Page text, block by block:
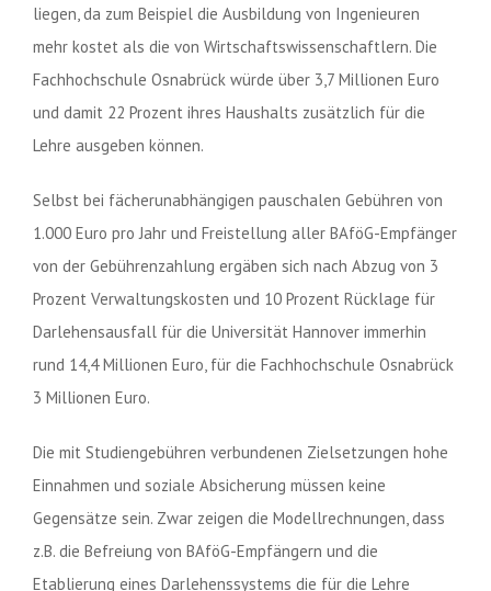
liegen, da zum Beispiel die Ausbildung von Ingenieuren
mehr kostet als die von Wirtschaftswissenschaftlern. Die
Fachhochschule Osnabrück würde über 3,7 Millionen Euro
und damit 22 Prozent ihres Haushalts zusätzlich für die
Lehre ausgeben können.
Selbst bei fächerunabhängigen pauschalen Gebühren von
1.000 Euro pro Jahr und Freistellung aller BAföG-Empfänger
von der Gebührenzahlung ergäben sich nach Abzug von 3
Prozent Verwaltungskosten und 10 Prozent Rücklage für
Darlehensausfall für die Universität Hannover immerhin
rund 14,4 Millionen Euro, für die Fachhochschule Osnabrück
3 Millionen Euro.
Die mit Studiengebühren verbundenen Zielsetzungen hohe
Einnahmen und soziale Absicherung müssen keine
Gegensätze sein. Zwar zeigen die Modellrechnungen, dass
z.B. die Befreiung von BAföG-Empfängern und die
Etablierung eines Darlehenssystems die für die Lehre